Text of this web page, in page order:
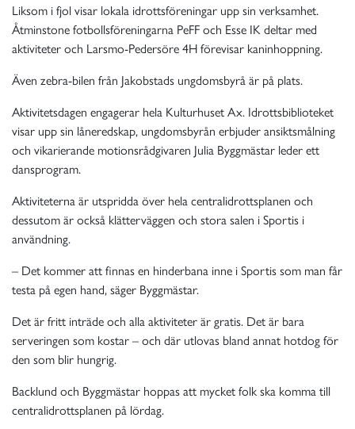
Liksom i fjol visar lokala idrottsföreningar upp sin verksamhet.
Åtminstone fotbollsföreningarna PeFF och Esse IK deltar med
aktiviteter och Larsmo-Pedersöre 4H förevisar kaninhoppning.
Även zebra-bilen från Jakobstads ungdomsbyrå är på plats.
Aktivitetsdagen engagerar hela Kulturhuset Ax. Idrottsbiblioteket
visar upp sin låneredskap, ungdomsbyrån erbjuder ansiktsmålning
och vikarierande motionsrådgivaren Julia Byggmästar leder ett
dansprogram.
Aktiviteterna är utspridda över hela centralidrottsplanen och
dessutom är också klätterväggen och stora salen i Sportis i
användning.
– Det kommer att finnas en hinderbana inne i Sportis som man får
testa på egen hand, säger Byggmästar.
Det är fritt inträde och alla aktiviteter är gratis. Det är bara
serveringen som kostar – och där utlovas bland annat hotdog för
den som blir hungrig.
Backlund och Byggmästar hoppas att mycket folk ska komma till
centralidrottsplanen på lördag.